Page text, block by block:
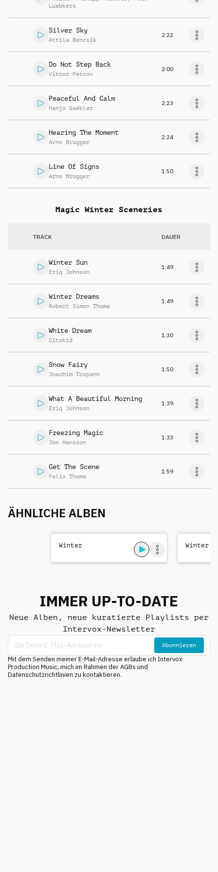
Luebkers
Silver Sky
Attila Bencsik
2:22
Do Not Step Back
Viktor Petrov
2:00
Peaceful And Calm
Hanjo Gaebler
2:23
Hearing The Moment
Arno Brugger
2:24
Line Of Signs
Arno Brugger
1:50
Magic Winter Sceneries
TRACK DAUER
Winter Sun
Eriq Johnson
1:49
Winter Dreams
Robert Simon Thoma
1:49
White Dream
Citokid
1:30
Snow Fairy
Joachim Tospann
1:50
What A Beautiful Morning
Eriq Johnson
1:39
Freezing Magic
Jon Hansson
1:33
Get The Scene
Felix Thoma
1:59
ÄHNLICHE ALBEN
Winter Winter
IMMER UP-TO-DATE
Neue Alben, neue kuratierte Playlists per
Intervox-Newsletter
Abonnieren
Mit dem Senden meiner E-Mail-Adresse erlaube ich Intervox
Production Music, mich im Rahmen der AGBs und
Datenschutzrichtlinien zu kontaktieren.